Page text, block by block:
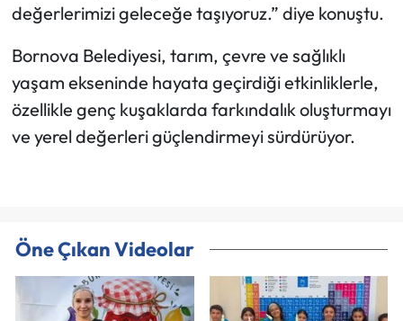
değerlerimizi geleceğe taşıyoruz.” diye konuştu.
Bornova Belediyesi, tarım, çevre ve sağlıklı
yaşam ekseninde hayata geçirdiği etkinliklerle,
özellikle genç kuşaklarda farkındalık oluşturmayı
ve yerel değerleri güçlendirmeyi sürdürüyor.
Öne Çıkan Videolar